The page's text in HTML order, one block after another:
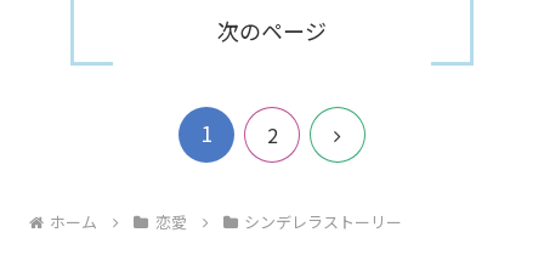
次のページ
1 2
次
ホーム 恋愛 シンデレラストーリー